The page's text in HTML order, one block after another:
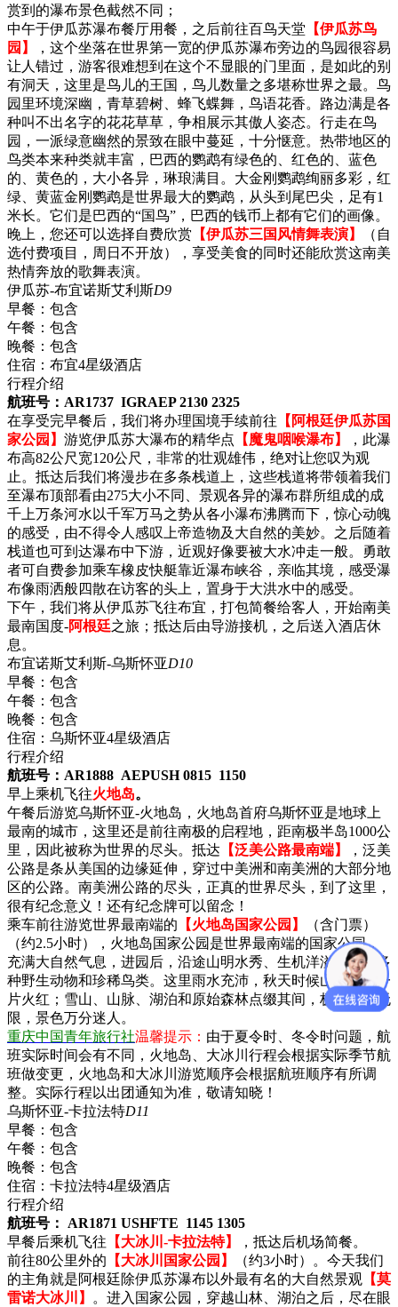
赏到的瀑布景色截然不同；
中午于伊瓜苏瀑布餐厅用餐，之后前往百鸟天堂 【伊瓜苏鸟
园】
，这个坐落在世界第一宽的伊瓜苏瀑布旁边的鸟园很容易
让人错过，游客很难想到在这个不显眼的门里面，是如此的别
有洞天，这里是鸟儿的王国，鸟儿数量之多堪称世界之最。鸟
园里环境深幽，青草碧树、蜂飞蝶舞，鸟语花香。路边满是各
种叫不出名字的花花草草，争相展示其傲人姿态。行走在鸟
园，一派绿意幽然的景致在眼中蔓延，十分惬意。热带地区的
鸟类本来种类就丰富，巴西的鹦鹉有绿色的、红色的、蓝色
的、黄色的，大小各异，琳琅满目。大金刚鹦鹉绚丽多彩，红
绿、黄蓝金刚鹦鹉是世界最大的鹦鹉，从头到尾巴尖，足有1
米长。它们是巴西的“国鸟”，巴西的钱币上都有它们的画像。
晚上，您还可以选择自费欣赏 【伊瓜苏三国风情舞表演】
（自
选付费项目，周日不开放），享受美食的同时还能欣赏这南美
热情奔放的歌舞表演。
伊瓜苏-布宜诺斯艾利斯D9
早餐： 包含
午餐： 包含
晚餐： 包含
住宿： 布宜4星级酒店
行程介绍
航班号：AR1737 IGRAEP 2130 2325
在享受完早餐后，我们将办理国境手续前往 【阿根廷伊瓜苏国
家公园】 游览伊瓜苏大瀑布的精华点 【魔鬼咽喉瀑布】
，此瀑
布高82公尺宽120公尺，非常的壮观雄伟，绝对让您叹为观
止。抵达后我们将漫步在多条栈道上，这些栈道将带领着我们
至瀑布顶部看由275大小不同、景观各异的瀑布群所组成的成
千上万条河水以千军万马之势从各小瀑布沸腾而下，惊心动魄
的感受，由不得令人感叹上帝造物及大自然的美妙。之后随着
栈道也可到达瀑布中下游，近观好像要被大水冲走一般。勇敢
者可自费参加乘车橡皮快艇靠近瀑布峡谷，亲临其境，感受瀑
布像雨洒般四散在访客的头上，置身于大洪水中的感受。
下午，我们将从伊瓜苏飞往布宜，打包简餐给客人，开始南美
最南国度-阿根廷之旅；抵达后由导游接机，之后送入酒店休
息。
布宜诺斯艾利斯-乌斯怀亚D10
早餐： 包含
午餐： 包含
晚餐： 包含
住宿： 乌斯怀亚4星级酒店
行程介绍
航班号：AR1888 AEPUSH 0815 1150
早上乘机飞往火地岛。
午餐后游览乌斯怀亚-火地岛，火地岛首府乌斯怀亚是地球上
最南的城市，这里还是前往南极的启程地，距南极半岛1000公
里，因此被称为世界的尽头。抵达 【泛美公路最南端】
，泛美
公路是条从美国的边缘延伸，穿过中美洲和南美洲的大部分地
区的公路。南美洲公路的尽头，正真的世界尽头，到了这里，
很有纪念意义！还有纪念牌可以留念！
乘车前往游览世界最南端的 【火地岛国家公园】
（含门票）
（约2.5小时），火地岛国家公园是世界最南端的国家公园，
充满大自然气息，进园后，沿途山明水秀、生机洋溢，还有多
种野生动物和珍稀鸟类。这里雨水充沛，秋天时候山坡落叶一
片火红；雪山、山脉、湖泊和原始森林点缀其间，极地风光无
限，景色万分迷人。
重庆中国青年旅行社温馨提示： 由于夏令时、冬令时问题，航
班实际时间会有不同，火地岛、大冰川行程会根据实际季节航
班做变更，火地岛和大冰川游览顺序会根据航班顺序有所调
整。实际行程以出团通知为准，敬请知晓！
乌斯怀亚-卡拉法特D11
早餐： 包含
午餐： 包含
晚餐： 包含
住宿： 卡拉法特4星级酒店
行程介绍
航班号： AR1871 USHFTE 1145 1305
早餐后乘机飞往 【大冰川-卡拉法特】
，抵达后机场简餐。
前往80公里外的 【大冰川国家公园】
（约3小时）。今天我们
的主角就是阿根廷除伊瓜苏瀑布以外最有名的大自然景观 【莫
雷诺大冰川】
。进入国家公园，穿越山林、湖泊之后，尽在眼